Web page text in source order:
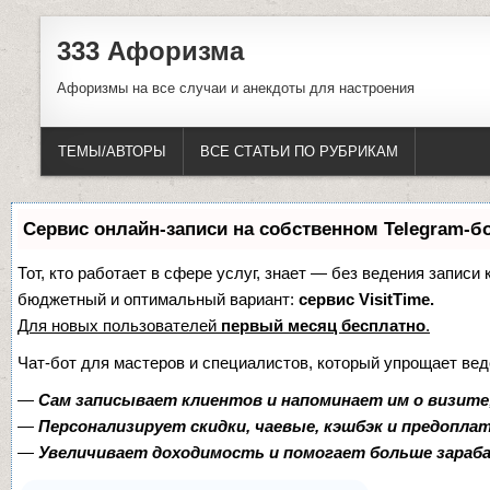
333 Афоризма
Афоризмы на все случаи и анекдоты для настроения
ТЕМЫ/АВТОРЫ ВСЕ СТАТЬИ ПО РУБРИКАМ
Сервис онлайн-записи на собственном Telegram-
Тот, кто работает в сфере услуг, знает — без ведения
бюджетный и оптимальный вариант: сервис VisitTime.
Для новых пользователей первый месяц бесплатно.
Чат-бот для мастеров и специалистов, который упрощает
— Сам записывает клиентов и напоминает им о
— Персонализирует скидки, чаевые, кэшбэк и
— Увеличивает доходимость и помогает больше